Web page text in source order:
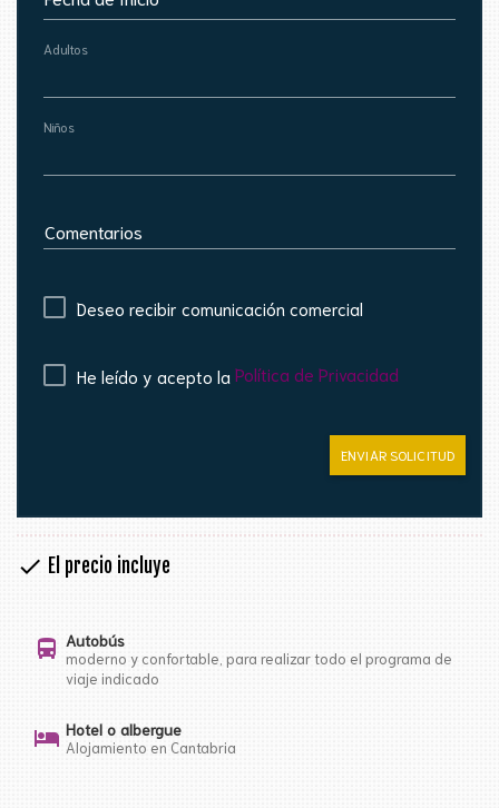
Adultos
Niños
Comentarios
Deseo recibir comunicación comercial
He leído y acepto la Política de Privacidad
ENVIAR SOLICITUD
check El precio incluye
directions_bus Autobús
moderno y confortable, para realizar todo el programa de
viaje indicado
hotel Hotel o albergue
Alojamiento en Cantabria